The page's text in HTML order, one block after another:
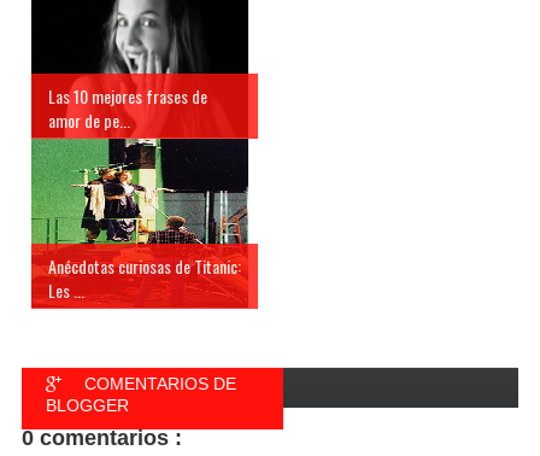
Las 10 mejores frases de
amor de pe...
Anécdotas curiosas de Titanic:
Les ...
COMENTARIOS DE
BLOGGER
0 comentarios :